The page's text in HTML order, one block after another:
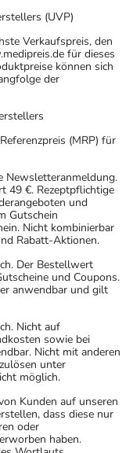
(UVP)
Verkaufspreis, den
für dieses
können sich
der
(MRP) für
Newsletteranmeldung.
49 €. Rezeptpflichtige
und
Gutschein
Nicht kombinierbar
Rabatt-Aktionen.
Der Bestellwert
und Coupons.
anwendbar und gilt
Nicht auf
sowie bei
Nicht mit anderen
unter
möglich.
Kunden auf unseren
dass diese nur
oder
haben.